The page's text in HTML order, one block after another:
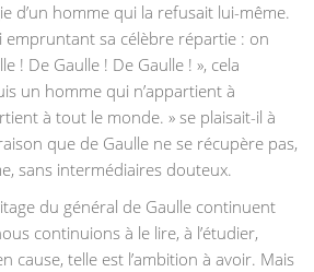
d’un homme qui la refusait lui-même.
empruntant sa célèbre répartie : on
! De Gaulle ! De Gaulle ! », cela
un homme qui n’appartient à
à tout le monde. » se plaisait-il à
que de Gaulle ne se récupère pas,
sans intermédiaires douteux.
du général de Gaulle continuent
continuions à le lire, à l’étudier,
cause, telle est l’ambition à avoir. Mais